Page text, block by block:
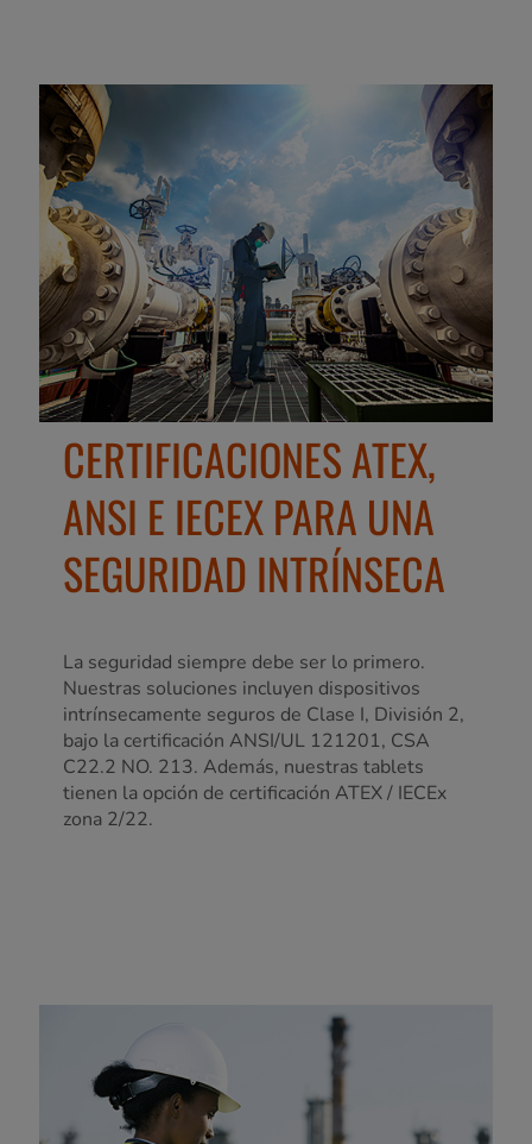
CERTIFICACIONES ATEX,
ANSI E IECEX PARA UNA
SEGURIDAD INTRÍNSECA
La seguridad siempre debe ser lo primero.
Nuestras soluciones incluyen dispositivos
intrínsecamente seguros de Clase I, División 2,
bajo la certificación ANSI/UL 121201, CSA
C22.2 NO. 213. Además, nuestras tablets
tienen la opción de certificación ATEX / IECEx
zona 2/22.